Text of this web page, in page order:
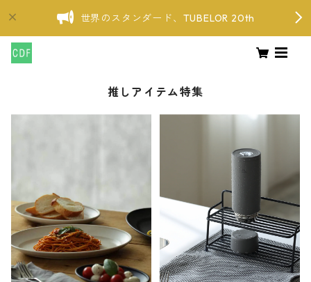
世界のスタンダード、TUBELOR 20th
推しアイテム特集